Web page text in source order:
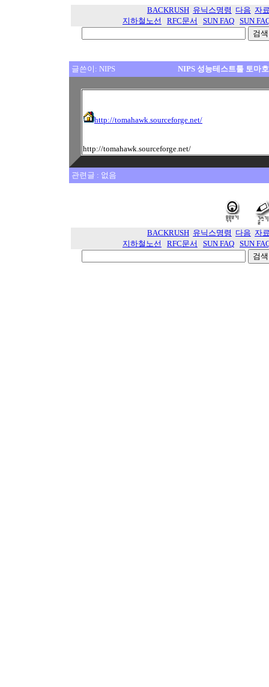
BACKRUSH 유닉스명령 다음 자
지하철노선
RFC문서 SUN FAQ SUN
글쓴이: NIPS NIPS 성능테스트툴 토마
http://tomahawk.sourceforge.net/
http://tomahawk.sourceforge.net/
관련글 : 없음
BACKRUSH 유닉스명령 다음 자
지하철노선
RFC문서 SUN FAQ SUN